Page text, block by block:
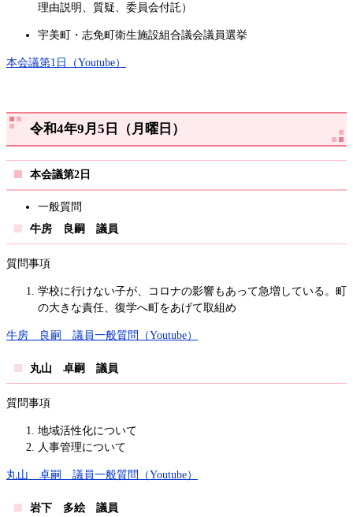
理由説明、質疑、委員会付託）
宇美町・志免町衛生施設組合議会議員選挙
本会議第1日（Youtube）
令和4年9月5日（月曜日）
本会議第2日
一般質問
牛房 良嗣 議員
質問事項
学校に行けない子が、コロナの影響もあって急増している。町
の大きな責任、復学へ町をあげて取組め
牛房 良嗣 議員一般質問（Youtube）
丸山 卓嗣 議員
質問事項
地域活性化について
人事管理について
丸山 卓嗣 議員一般質問（Youtube）
岩下 多絵 議員